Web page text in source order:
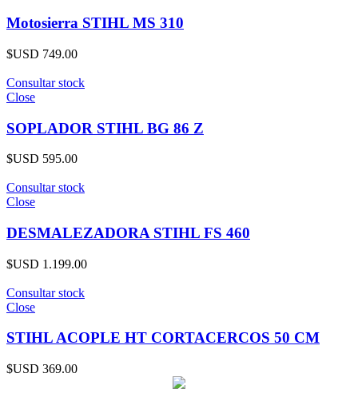
Motosierra STIHL MS 310
$USD 749.00
Consultar stock
Close
SOPLADOR STIHL BG 86 Z
$USD 595.00
Consultar stock
Close
DESMALEZADORA STIHL FS 460
$USD 1.199.00
Consultar stock
Close
STIHL ACOPLE HT CORTACERCOS 50 CM
$USD 369.00